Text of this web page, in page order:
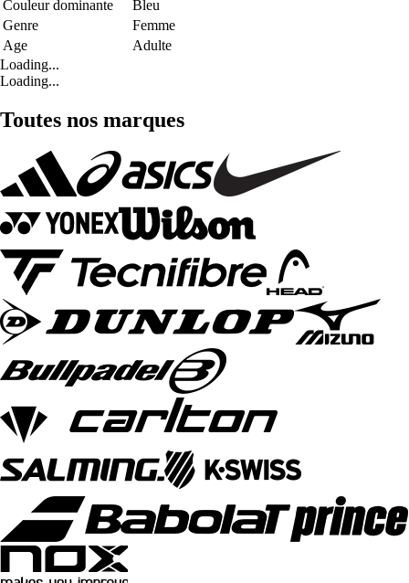
Couleur dominante
Bleu
Genre
Femme
Age
Adulte
Loading...
Loading...
Toutes nos marques